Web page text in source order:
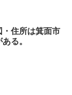
住所は箕面市
る。